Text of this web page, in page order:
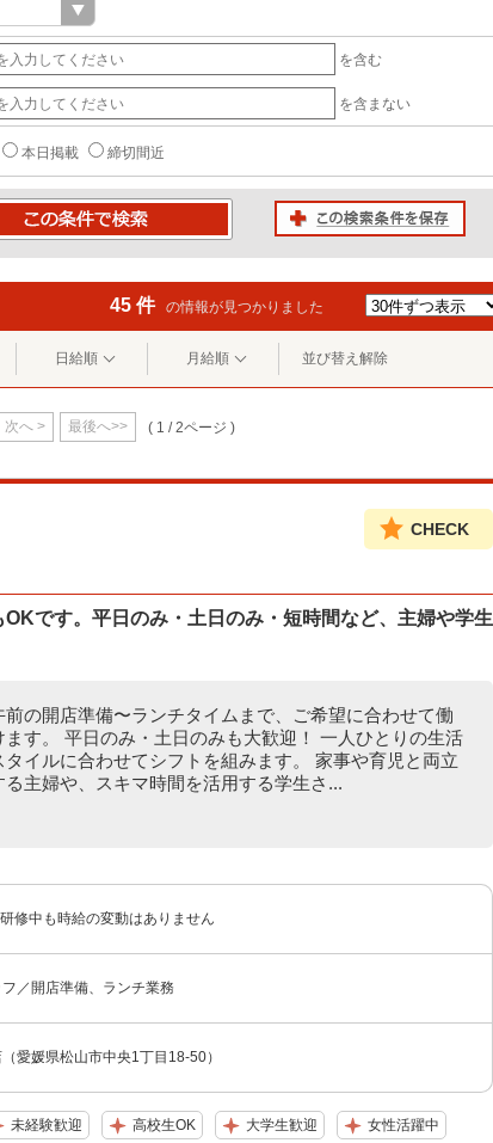
を含む
を含まない
本日掲載 締切間近
45 件 の情報が見つかりました
日給順 月給順 並び替え解除
次へ > 最後へ>> ( 1 / 2ページ )
CHECK
です。平日のみ・土日のみ・短時間など、主婦や学生
前の開店準備〜ランチタイムまで、ご希望に合わせて働
ます。 平日のみ・土日のみも大歓迎！ 一人ひとりの生活
タイルに合わせてシフトを組みます。 家事や育児と両立
る主婦や、スキマ時間を活用する学生さ...
修中も時給の変動はありません
／開店準備、ランチ業務
愛媛県松山市中央1丁目18-50）
未経験歓迎 高校生OK 大学生歓迎 女性活躍中